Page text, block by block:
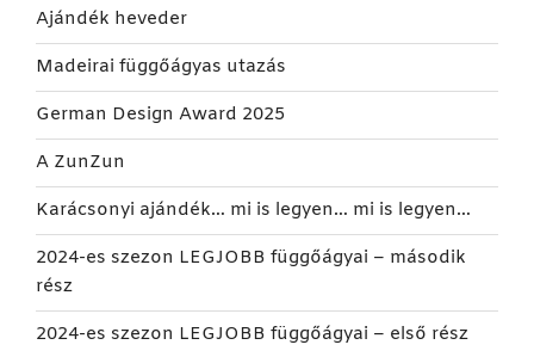
Ajándék heveder
Madeirai függőágyas utazás
German Design Award 2025
A ZunZun
Karácsonyi ajándék… mi is legyen… mi is legyen…
2024-es szezon LEGJOBB függőágyai – második
rész
2024-es szezon LEGJOBB függőágyai – első rész